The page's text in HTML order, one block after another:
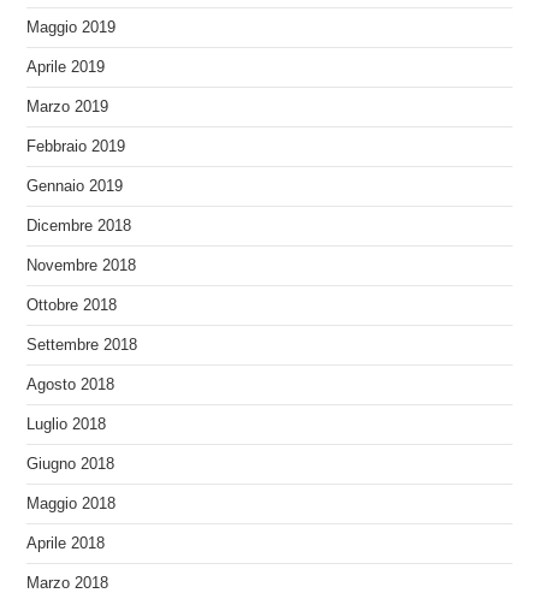
Maggio 2019
Aprile 2019
Marzo 2019
Febbraio 2019
Gennaio 2019
Dicembre 2018
Novembre 2018
Ottobre 2018
Settembre 2018
Agosto 2018
Luglio 2018
Giugno 2018
Maggio 2018
Aprile 2018
Marzo 2018